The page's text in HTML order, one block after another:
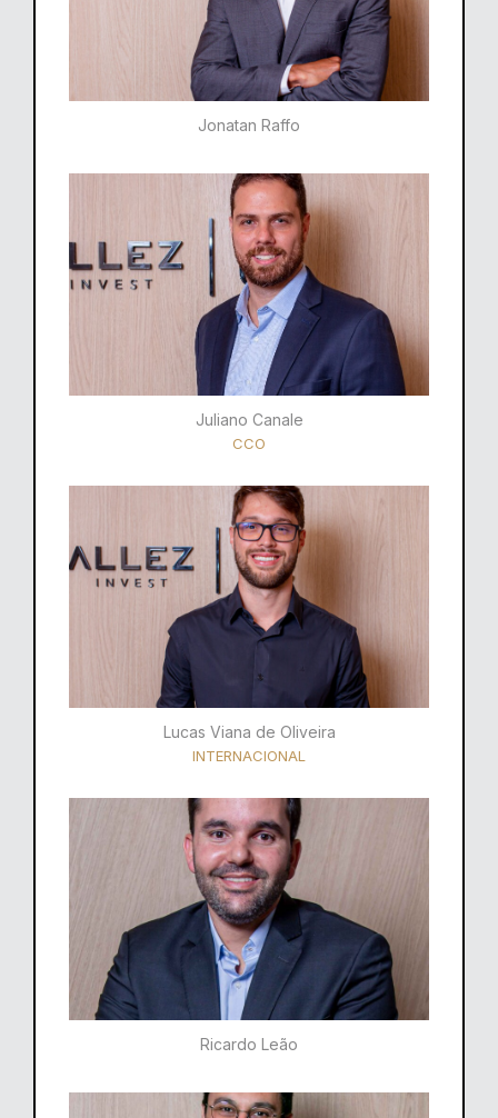
Jonatan Raffo
Juliano Canale
CCO
Lucas Viana de Oliveira
INTERNACIONAL
Ricardo Leão​